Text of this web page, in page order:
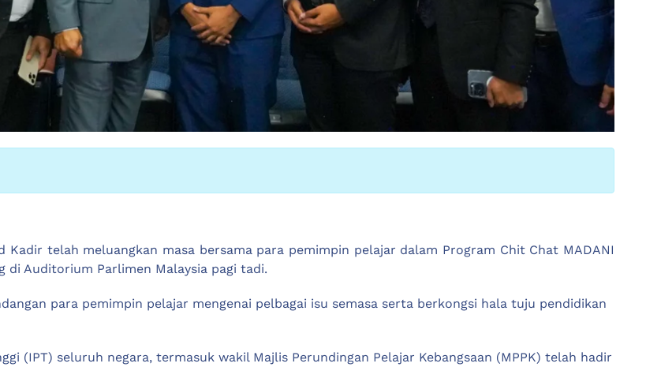
Kadir telah meluangkan masa bersama para pemimpin pelajar dalam Program Chit Chat MADANI
di Auditorium Parlimen Malaysia pagi tadi.
para pemimpin pelajar mengenai pelbagai isu semasa serta berkongsi hala tuju pendidikan
(IPT) seluruh negara, termasuk wakil Majlis Perundingan Pelajar Kebangsaan (MPPK) telah hadir